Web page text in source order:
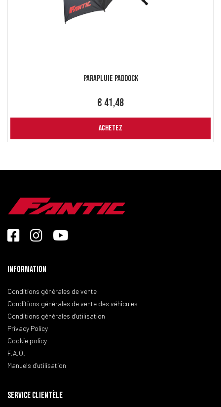
Parapluie Paddock
€ 41,48
ACHETEZ
Information
Conditions générales de vente
Conditions générales de vente des véhicules
Conditions générales d'utilisation
Privacy Policy
Cookie policy
F.A.Q.
Manuels d'utilisation
SERVICE CLIENTÈLE